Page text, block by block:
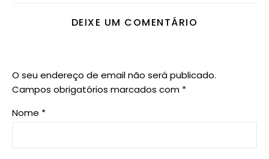
DEIXE UM COMENTÁRIO
O seu endereço de email não será publicado.
Campos obrigatórios marcados com *
Nome *